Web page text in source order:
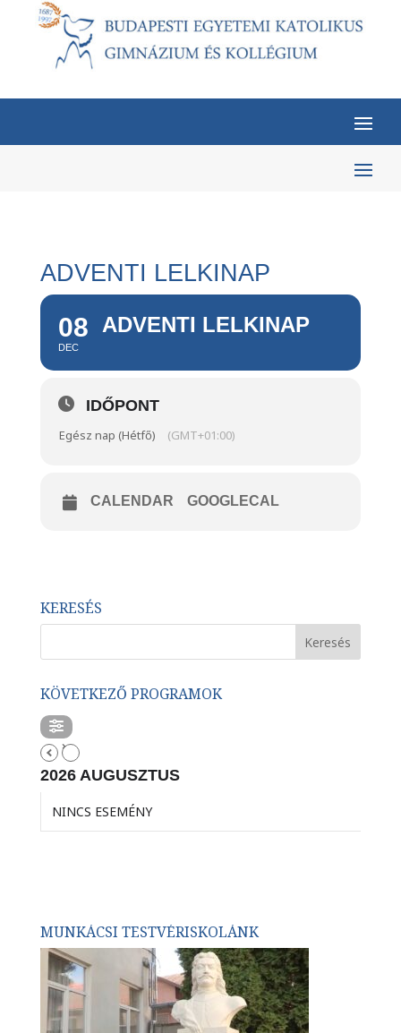
ADVENTI LELKINAP
08
DEC
ADVENTI LELKINAP
IDŐPONT
Egész nap (Hétfő) (GMT+01:00)
CALENDAR GOOGLECAL
KERESÉS
KÖVETKEZŐ PROGRAMOK
2026 AUGUSZTUS
NINCS ESEMÉNY
MUNKÁCSI TESTVÉRISKOLÁNK